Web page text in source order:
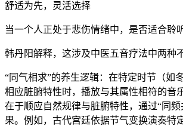
舒适为先，灵活选择
当一个人正处于悲伤情绪中，是否适合聆
韩丹阳解释，这涉及中医五音疗法中两种
“同气相求”的养生逻辑：在特定时节（如
相应脏腑特性时，播放与其属性相符的音
在于顺应自然规律与脏腑特性，通过“同
果。例如，古代宫廷依据节气变换演奏特